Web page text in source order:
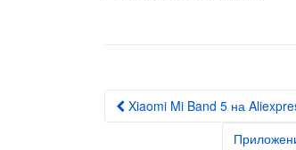
Post navigation
Xiaomi Mi Band 5 на